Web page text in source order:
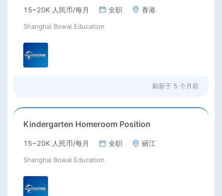
15~20K 人民币/每月 全职 香港
Shanghai Bowai Education
刷新于 5 个月前
Kindergarten Homeroom Position
15~20K 人民币/每月 全职 丽江
Shanghai Bowai Education